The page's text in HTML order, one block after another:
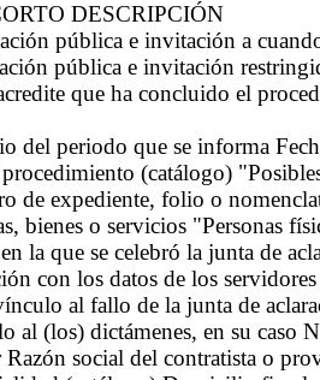
DESCRIPCIÓN
pública e invitación a
pública e invitación
que ha concluido el
del periodo que se informa
(catálogo)
de expediente, folio o
bienes o servicios "Personas
la que se celebró la junta de
con los datos de los
al fallo de la junta de
al (los) dictámenes, en su
social del contratista o